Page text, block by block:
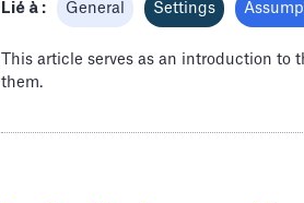
Lié à : General Settings
This article serves as an introduction
them.